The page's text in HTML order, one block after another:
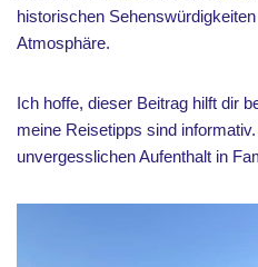
historischen
Atmosphäre.
Ich hoffe, dieser Beitrag hilft dir
meine Reisetipps sind
unvergesslichen Aufenthalt in